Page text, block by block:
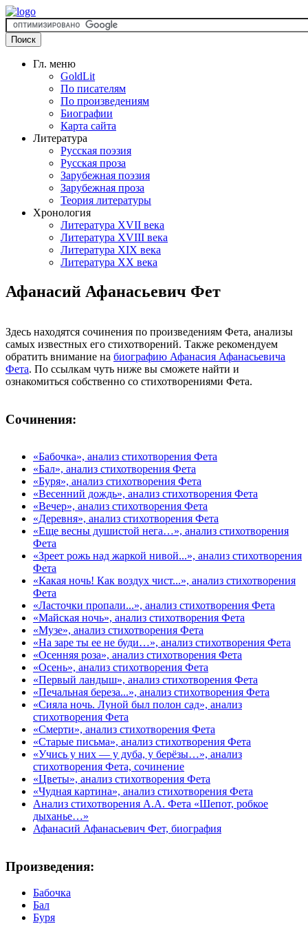
Гл. меню
GoldLit
По писателям
По произведениям
Биографии
Карта сайта
Литература
Русская поэзия
Русская проза
Зарубежная поэзия
Зарубежная проза
Теория литературы
Хронология
Литература XVII века
Литература XVIII века
Литература XIX века
Литература XX века
Афанасий Афанасьевич Фет
Здесь находятся сочинения по произведениям Фета, анализы
самых известных его стихотворений. Также рекомендуем
обратить внимание на биографию Афанасия Афанасьевича
Фета. По ссылкам чуть ниже вы сможете найти и
ознакомиться собственно со стихотворениями Фета.
Сочинения:
«Бабочка», анализ стихотворения Фета
«Бал», анализ стихотворения Фета
«Буря», анализ стихотворения Фета
«Весенний дождь», анализ стихотворения Фета
«Вечер», анализ стихотворения Фета
«Деревня», анализ стихотворения Фета
«Еще весны душистой нега…», анализ стихотворения
Фета
«Зреет рожь над жаркой нивой...», анализ стихотворения
Фета
«Какая ночь! Как воздух чист...», анализ стихотворения
Фета
«Ласточки пропали...», анализ стихотворения Фета
«Майская ночь», анализ стихотворения Фета
«Музе», анализ стихотворения Фета
«На заре ты ее не буди…», анализ стихотворения Фета
«Осенняя роза», анализ стихотворения Фета
«Осень», анализ стихотворения Фета
«Первый ландыш», анализ стихотворения Фета
«Печальная береза...», анализ стихотворения Фета
«Сияла ночь. Луной был полон сад», анализ
стихотворения Фета
«Смерти», анализ стихотворения Фета
«Старые письма», анализ стихотворения Фета
«Учись у них — у дуба, у берёзы…», анализ
стихотворения Фета, сочинение
«Цветы», анализ стихотворения Фета
«Чудная картина», анализ стихотворения Фета
Анализ стихотворения А.А. Фета «Шепот, робкое
дыханье…»
Афанасий Афанасьевич Фет, биография
Произведения:
Бабочка
Бал
Буря